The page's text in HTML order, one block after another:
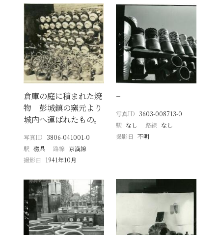
倉庫の庭に積まれた焼
物 彭城鎮の窯元より
城内へ運ばれたもの。
写真ID 3806-041001-0
駅 磁県 路線 京漢線
撮影日
1941年10月
−
写真ID 3603-008713-0
駅 なし 路線 なし
撮影日 不明